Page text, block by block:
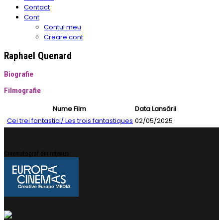
Contact
Cont
Contul meu
Creare cont
Raphael Quenard
Biografie
Filmografie
Nume Film
Data Lansării
Cei trei fantastici/ Les trois fantastiques 02/05/2025
Cinematograf din rețeaua